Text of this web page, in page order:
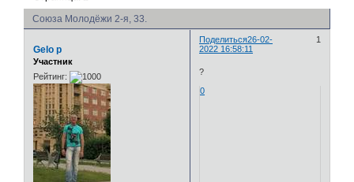
Союза Молодёжи 2-я, 33.
Поделиться 1
26-02-
2022 16:58:11
Gelo p
Участник
Рейтинг:
?
0